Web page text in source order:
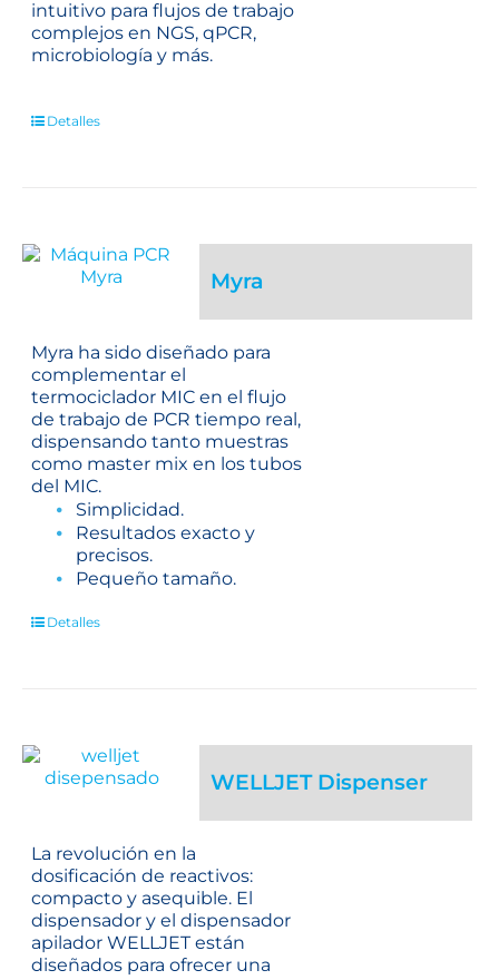
intuitivo para flujos de trabajo
complejos en NGS, qPCR,
microbiología y más.
Detalles
Myra
Myra ha sido diseñado para
complementar el
termociclador MIC en el flujo
de trabajo de PCR tiempo real,
dispensando tanto muestras
como master mix en los tubos
del MIC.
Simplicidad.
Resultados exacto y
precisos.
Pequeño tamaño.
Detalles
WELLJET Dispenser
La revolución en la
dosificación de reactivos:
compacto y asequible. El
dispensador y el dispensador
apilador WELLJET están
diseñados para ofrecer una